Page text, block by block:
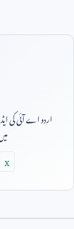
اردو اے آئی کی
X